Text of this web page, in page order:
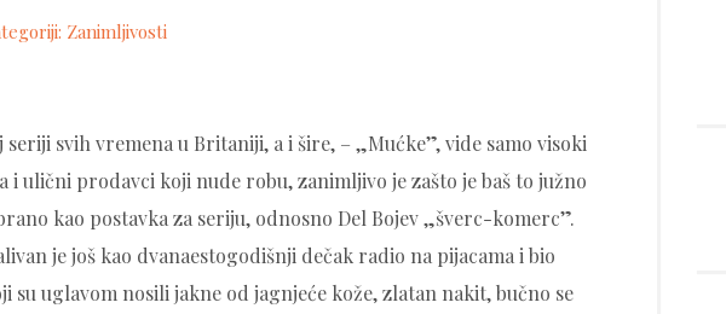
Zanimljivosti
svih vremena u Britaniji, a i šire, – „Mućke”, vide samo visoki
i ulični prodavci koji nude robu, zanimljivo je zašto je baš to južno
kao postavka za seriju, odnosno Del Bojev „šverc-komerc”.
je još kao dvanaestogodišnji dečak radio na pijacama i bio
su uglavom nosili jakne od jagnjeće kože, zlatan nakit, bučno se